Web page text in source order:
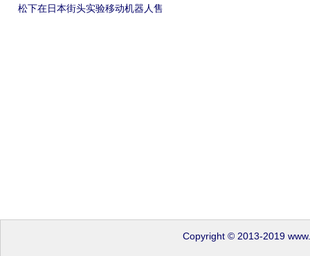
松下在日本街头实验移动机器人售
Copyright © 2013-2019